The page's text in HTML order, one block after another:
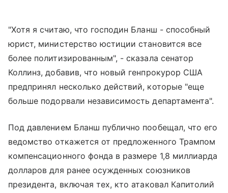
"Хотя я считаю, что господин Бланш - способный
юрист, министерство юстиции становится все
более политизированным", - сказала сенатор
Коллинз, добавив, что новый генпрокурор США
предпринял несколько действий, которые "еще
больше подорвали независимость департамента".
Под давлением Бланш публично пообещал, что его
ведомство откажется от предложенного Трампом
компенсационного фонда в размере 1,8 миллиарда
долларов для ранее осужденных союзников
президента, включая тех, кто атаковал Капитолий